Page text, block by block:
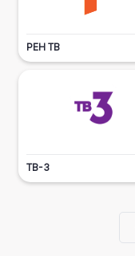
РЕН ТВ
ТВ-3